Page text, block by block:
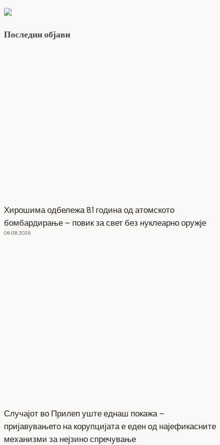
Последни објави
Хирошима одбележа 81 година од атомското
бомбардирање – повик за свет без нуклеарно оружје
06.08.2026
Случајот во Прилеп уште еднаш покажа –
пријавувањето на корупцијата е еден од најефикасните
механизми за нејзино спречување